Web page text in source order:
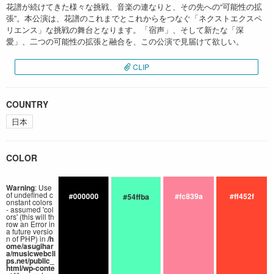
花譜が続けてきた様々な挑戦、音楽の連なりと、その先への“可能性の拡
張”。本公演は、花譜のこれまでとこれからをつなぐ「ネクストエクスペ
リエンス」な挑戦の舞台となります。「宿声」、そして新たな「深
愛」、二つの可能性の拡張と融合を、この公演で見届けて欲しい。
CLIP
COUNTRY
日本
COLOR
Warning: Use
of undefined c
onstant colors
- assumed 'col
ors' (this will th
row an Error in
a future versio
n of PHP) in /h
ome/asugihar
a/musicwebcli
ps.net/public_
html/wp-conte
#000000 #54ffba #fc839a #ff452f